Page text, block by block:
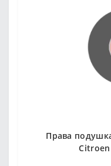
Права
Citroen